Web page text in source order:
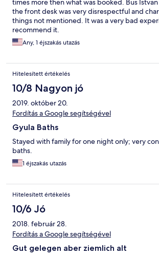
times more then what was booked. Bus
the front desk was very disrespectful and
things not mentioned. It was a very bad
recommend it.
Any, 1 éjszakás utazás
Hitelesített értékelés
10/8 Nagyon jó
2019. október 20.
Fordítás a Google segítségével
Gyula Baths
Stayed with family for one night only; very
baths.
1 éjszakás utazás
Hitelesített értékelés
10/6 Jó
2018. február 28.
Fordítás a Google segítségével
Gut gelegen aber ziemlich alt